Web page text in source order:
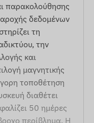
παρακολούθησης
δεδομένων
τη
την
και
μαγνητικής
τοποθέτηση
διαθέτει
50 ημέρες
περίβλημα. Η